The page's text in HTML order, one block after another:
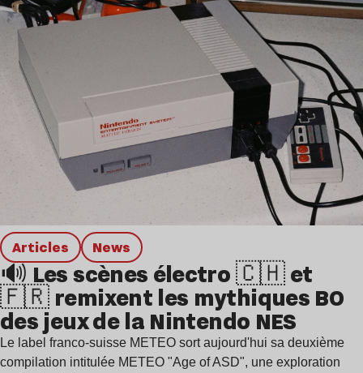
Articles news
🔊 Les scènes électro 🇨🇭 et
🇫🇷 remixent les mythiques BO
des jeux de la Nintendo NES
Le label franco-suisse METEO sort aujourd'hui sa deuxième
compilation intitulée METEO "Age of ASD", une exploration